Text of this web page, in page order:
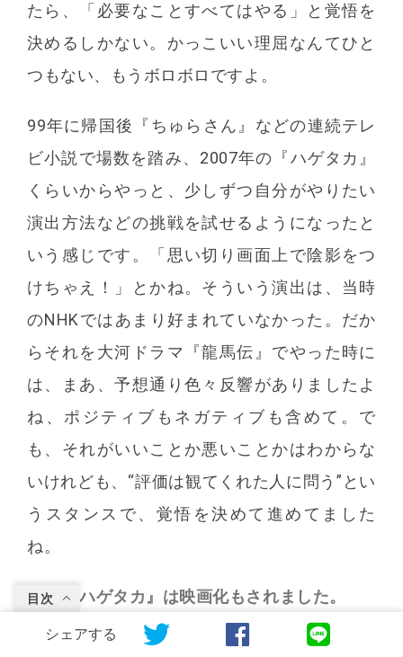
目次
たら、「必要なことすべてはやる」と覚悟を
決めるしかない。かっこいい理屈なんてひと
つもない、もうボロボロですよ。
99年に帰国後『ちゅらさん』などの連続テレ
ビ小説で場数を踏み、2007年の『ハゲタカ』
くらいからやっと、少しずつ自分がやりたい
演出方法などの挑戦を試せるようになったと
いう感じです。「思い切り画面上で陰影をつ
けちゃえ！」とかね。そういう演出は、当時
のNHKではあまり好まれていなかった。だか
らそれを大河ドラマ『龍馬伝』でやった時に
は、まあ、予想通り色々反響がありましたよ
ね、ポジティブもネガティブも含めて。で
も、それがいいことか悪いことかはわからな
いけれども、“評価は観てくれた人に問う”とい
うスタンスで、覚悟を決めて進めてました
ね。
『ハゲタカ』は映画化もされました。
シェアする